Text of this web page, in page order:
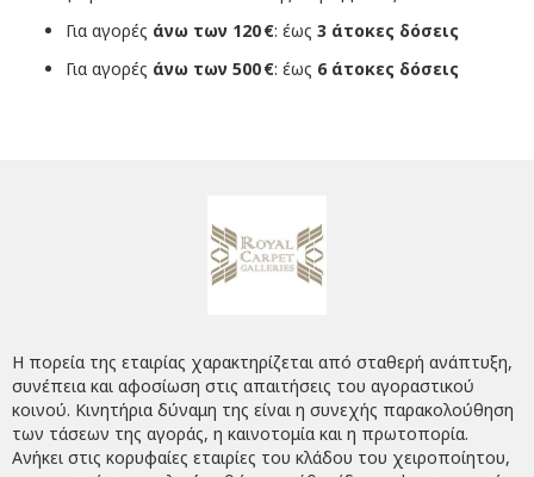
Για αγορές άνω των 120 €: έως 3 άτοκες δόσεις
Για αγορές άνω των 500 €: έως 6 άτοκες δόσεις
Η πορεία της εταιρίας χαρακτηρίζεται από σταθερή ανάπτυξη,
συνέπεια και αφοσίωση στις απαιτήσεις του αγοραστικού
κοινού. Κινητήρια δύναμη της είναι η συνεχής παρακολούθηση
των τάσεων της αγοράς, η καινοτομία και η πρωτοπορία.
Ανήκει στις κορυφαίες εταιρίες του κλάδου του χειροποίητου,